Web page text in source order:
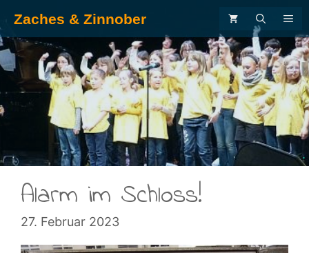
Inhalt
springen
Zaches & Zinnober
.
Alarm im Schloss!
27. Februar 2023